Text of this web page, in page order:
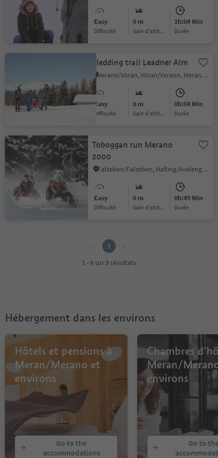
Easy
Difficulté
0 m
Gain d'altitude
1h:04 Min
durée
Sledding trail Leadner Alm
Verano/Vöran, Vöran/Verano, Meran/Merano and environs
Easy
Difficulté
0 m
Gain d'altitude
0h:04 Min
durée
Toboggan run Merano
2000
Falzeben/Falzeben, Hafling/Avelengo, Meran/Merano and environs
Easy
Difficulté
0 m
Gain d'altitude
0h:49 Min
durée
1
1 - 9 sur 9 résultats
Hébergement dans les environs
Hôtels et pensions à
Meran/Merano et
environs
Go to the
accommodations
Chambres
Meran/
environs
Go to